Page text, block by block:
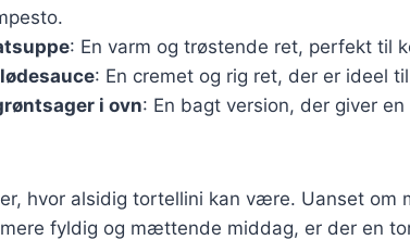
: En varm og trøstende ret, perfekt til
: En cremet og rig ret, der er ideel
i ovn: En bagt version, der giver
hvor alsidig tortellini kan være. Uanset om
fyldig og mættende middag, er der en